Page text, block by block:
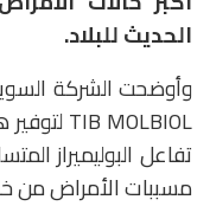
الحديث للبلاد.
وأوضحت الشركة
TIB MOLBIOL
مسببات الأمراض من